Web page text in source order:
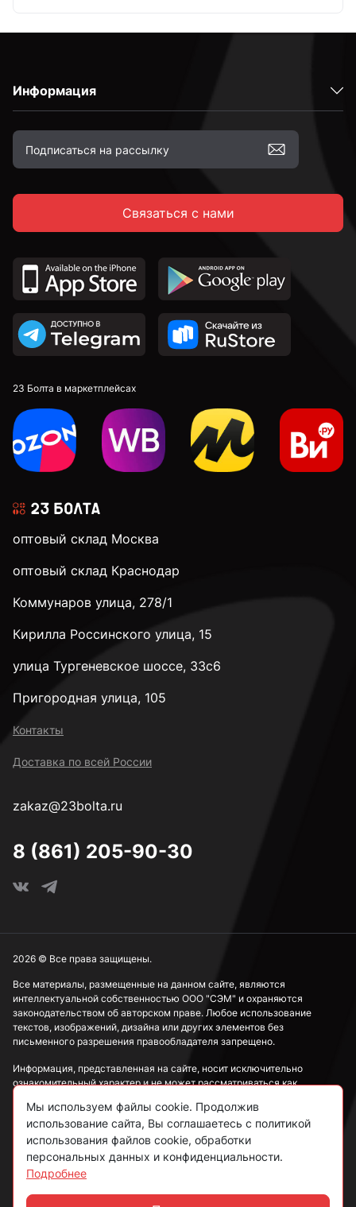
Информация
Связаться с нами
23 Болта в маркетплейсах
оптовый склад Москва
оптовый склад Краснодар
Коммунаров улица, 278/1
Кирилла Россинского улица, 15
улица Тургеневское шоссе, 33с6
Пригородная улица, 105
Контакты
Доставка по всей России
zakaz@23bolta.ru
8 (861) 205-90-30
Все материалы, размещенные на данном сайте, являются
интеллектуальной собственностью ООО "СЭМ" и охраняются
законодательством об авторском праве. Любое использование
текстов, изображений, дизайна или других элементов без
письменного разрешения правообладателя запрещено.
Информация, представленная на сайте, носит исключительно
ознакомительный характер и не может рассматриваться как
Политика конфиденциальности
Согласие на обработку данных
Пользовательское соглашение
2026 © Все права защищены.
Мы используем файлы cookie. Продолжив
использование сайта, Вы соглашаетесь с политикой
использования файлов cookie, обработки
персональных данных и конфиденциальности.
Подробнее